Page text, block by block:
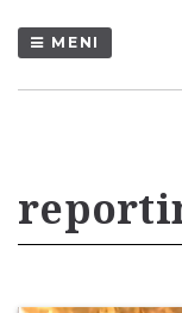
MENI